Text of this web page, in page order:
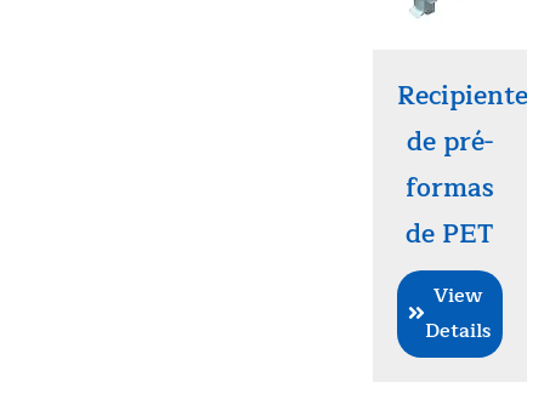
Recipiente
de pré-
formas
de PET
View
Details